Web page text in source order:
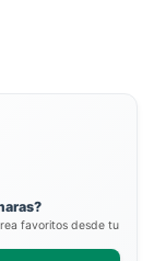
favoritos desde tu